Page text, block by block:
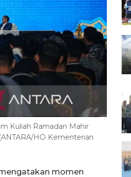
Kuliah Ramadan Mahir
HO Kementerian
momen